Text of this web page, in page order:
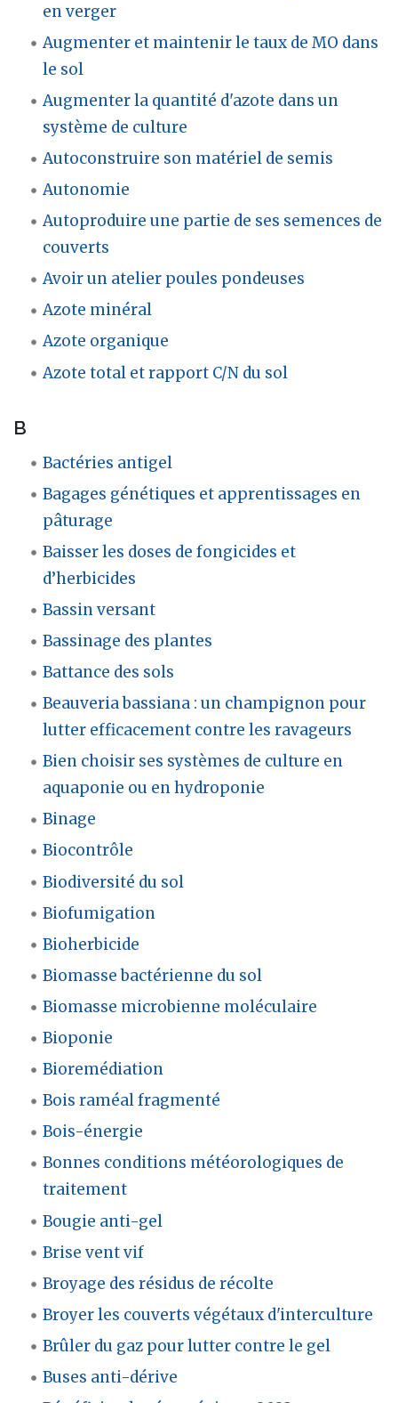
en verger
Augmenter et maintenir le taux de MO dans
le sol
Augmenter la quantité d'azote dans un
système de culture
Autoconstruire son matériel de semis
Autonomie
Autoproduire une partie de ses semences de
couverts
Avoir un atelier poules pondeuses
Azote minéral
Azote organique
Azote total et rapport C/N du sol
B
Bactéries antigel
Bagages génétiques et apprentissages en
pâturage
Baisser les doses de fongicides et
d’herbicides
Bassin versant
Bassinage des plantes
Battance des sols
Beauveria bassiana : un champignon pour
lutter efficacement contre les ravageurs
Bien choisir ses systèmes de culture en
aquaponie ou en hydroponie
Binage
Biocontrôle
Biodiversité du sol
Biofumigation
Bioherbicide
Biomasse bactérienne du sol
Biomasse microbienne moléculaire
Bioponie
Bioremédiation
Bois raméal fragmenté
Bois-énergie
Bonnes conditions météorologiques de
traitement
Bougie anti-gel
Brise vent vif
Broyage des résidus de récolte
Broyer les couverts végétaux d'interculture
Brûler du gaz pour lutter contre le gel
Buses anti-dérive